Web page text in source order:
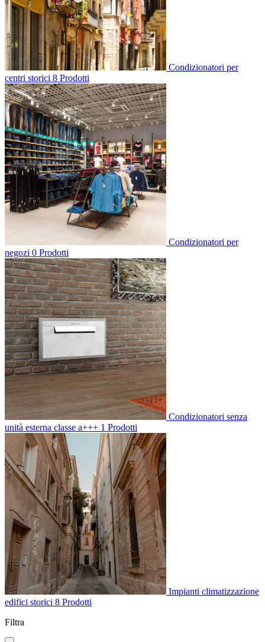
Condizionatori per
centri storici 8 Prodotti
Condizionatori per
negozi 0 Prodotti
Condizionatori senza
unità esterna classe a+++ 1 Prodotti
Impianti climatizzazione
edifici storici 8 Prodotti
Filtra